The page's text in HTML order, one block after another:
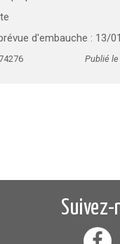
d'embauche : 13/
Publié